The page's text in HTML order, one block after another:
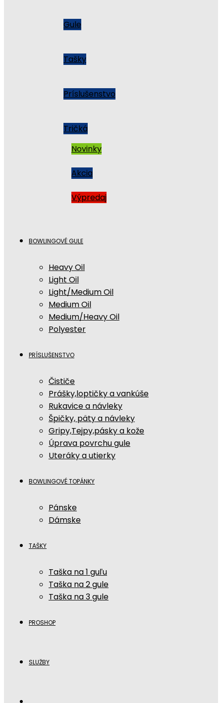
Gule
Tašky
Príslušenstvo
Tričká
Novinky
Akcia
Výpredaj
BOWLINGOVÉ GULE
Heavy Oil
Light Oil
Light/Medium Oil
Medium Oil
Medium/Heavy Oil
Polyester
PRÍSLUŠENSTVO
Čističe
Prášky,loptičky a vankúše
Rukavice a návleky
Špičky, päty a návleky
Gripy,Tejpy,pásky a kože
Úprava povrchu gule
Uteráky a utierky
BOWLINGOVÉ TOPÁNKY
Pánske
Dámske
TAŠKY
Taška na 1 guľu
Taška na 2 gule
Taška na 3 gule
PROSHOP
SLUŽBY